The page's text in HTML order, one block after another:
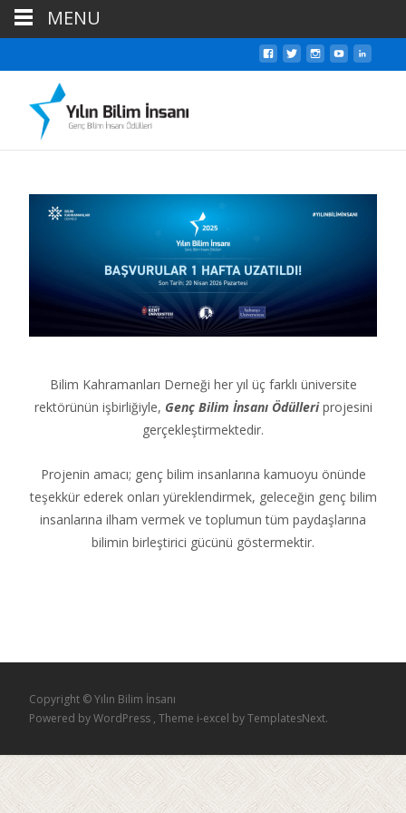
Bilim Kahramanları Derneği her yıl üç farklı üniversite
rektörünün işbirliğiyle, Genç Bilim İnsanı Ödülleriprojesini
gerçekleştirmektedir.
Projenin amacı; genç bilim insanlarına kamuoyu önünde
teşekkür ederek onları yüreklendirmek, geleceğin genç bilim
insanlarına ilham vermek ve toplumun tüm paydaşlarına
bilimin birleştirici gücünü göstermektir.
Copyright © Yılın Bilim İnsanı
Powered by WordPress , Theme i-excel by TemplatesNext.
MENU